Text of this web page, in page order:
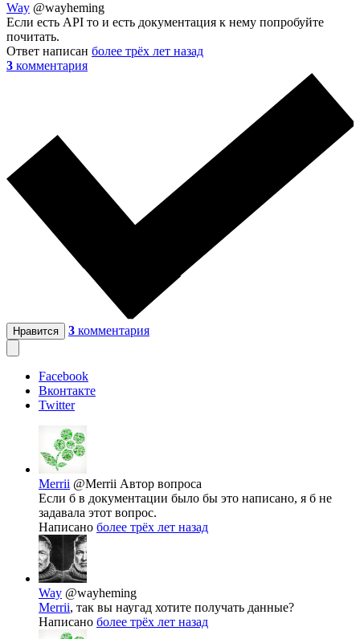
Way @wayheming
Если есть API то и есть документация к нему попробуйте
почитать.
Ответ написан более трёх лет назад
3 комментария
Нравится 3 комментария
Facebook
Вконтакте
Twitter
Merrii @Merrii Автор вопроса
Если б в документации было бы это написано, я б не
задавала этот вопрос.
Написано более трёх лет назад
Way @wayheming
Merrii, так вы наугад хотите получать данные?
Написано более трёх лет назад